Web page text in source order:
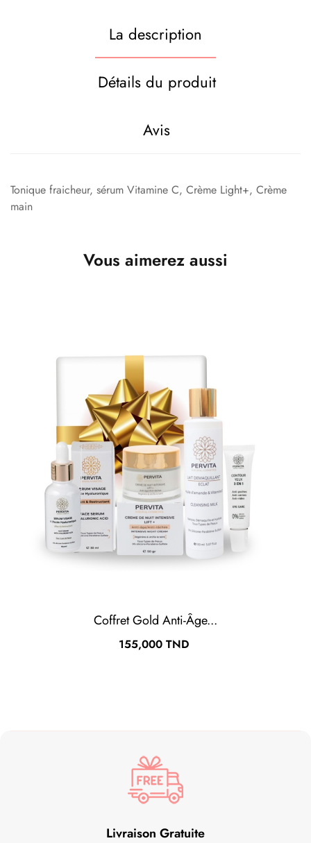
La description
Détails du produit
Avis
Tonique fraicheur, sérum Vitamine C, Crème Light+, Crème
main
Vous aimerez aussi
Coffret Gold Anti-Âge...
Prix
155,000 TND
Livraison Gratuite